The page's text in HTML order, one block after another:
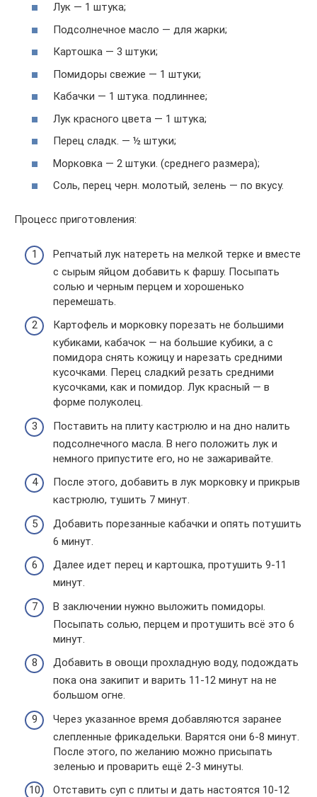
Лук — 1 штука;
Подсолнечное масло — для жарки;
Картошка — 3 штуки;
Помидоры свежие — 1 штуки;
Кабачки — 1 штука. подлиннее;
Лук красного цвета — 1 штука;
Перец сладк. — ½ штуки;
Морковка — 2 штуки. (среднего размера);
Соль, перец черн. молотый, зелень — по вкусу.
Процесс приготовления:
Репчатый лук натереть на мелкой терке и вместе
с сырым яйцом добавить к фаршу. Посыпать
солью и черным перцем и хорошенько
перемешать.
Картофель и морковку порезать не большими
кубиками, кабачок — на большие кубики, а с
помидора снять кожицу и нарезать средними
кусочками. Перец сладкий резать средними
кусочками, как и помидор. Лук красный — в
форме полуколец.
Поставить на плиту кастрюлю и на дно налить
подсолнечного масла. В него положить лук и
немного припустите его, но не зажаривайте.
После этого, добавить в лук морковку и прикрыв
кастрюлю, тушить 7 минут.
Добавить порезанные кабачки и опять потушить
6 минут.
Далее идет перец и картошка, протушить 9-11
минут.
В заключении нужно выложить помидоры.
Посыпать солью, перцем и протушить всё это 6
минут.
Добавить в овощи прохладную воду, подождать
пока она закипит и варить 11-12 минут на не
большом огне.
Через указанное время добавляются заранее
слепленные фрикадельки. Варятся они 6-8 минут.
После этого, по желанию можно присыпать
зеленью и проварить ещё 2-3 минуты.
Отставить суп с плиты и дать настоятся 10-12